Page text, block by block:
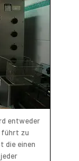
führt zu
die einen